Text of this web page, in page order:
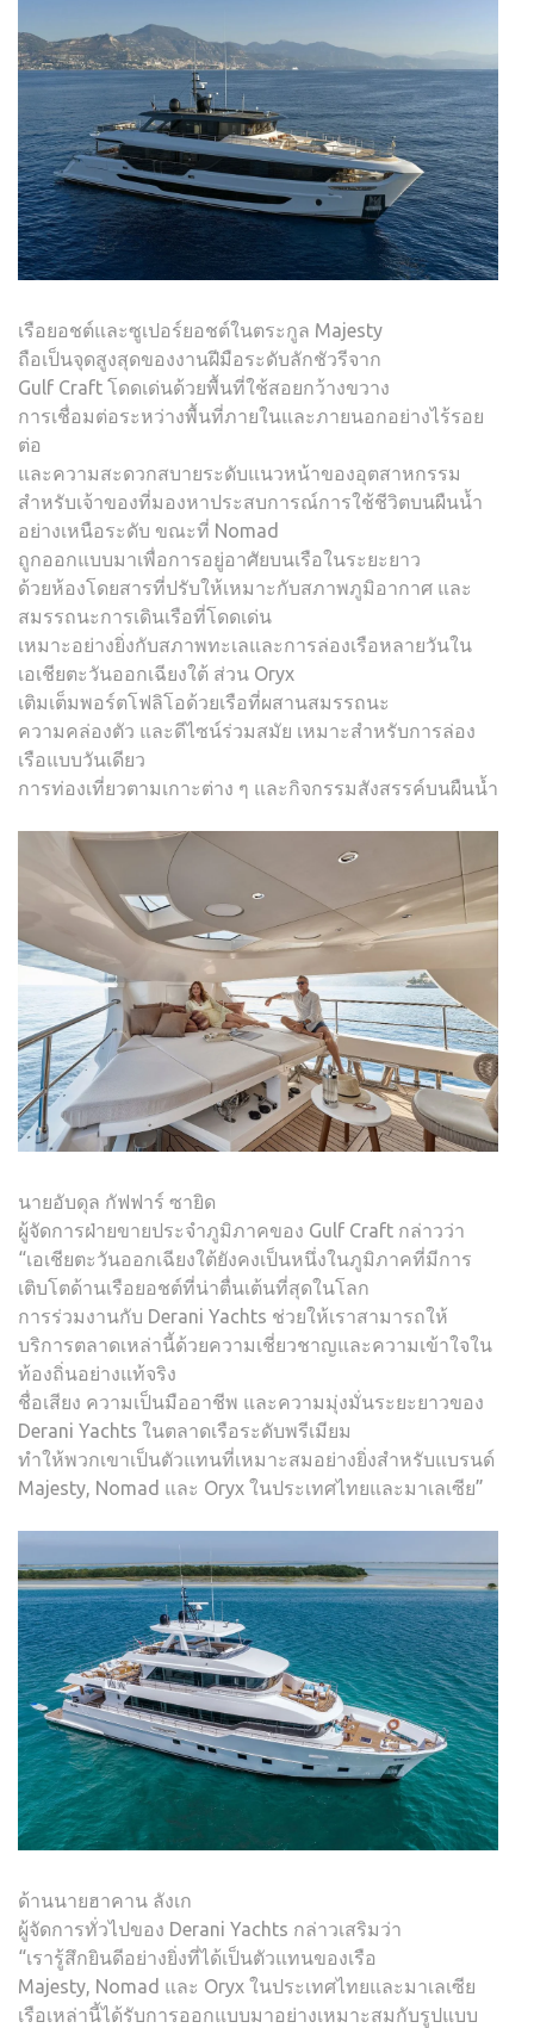
เรือยอชต์และซูเปอร์ยอชต์ในตระกูล Majesty
ถือเป็นจุดสูงสุดของงานฝีมือระดับลักชัวรีจาก
Gulf Craft โดดเด่นด้วยพื้นที่ใช้สอยกว้างขวาง
การเชื่อมต่อระหว่างพื้นที่ภายในและภายนอกอย่างไร้รอย
ต่อ
และความสะดวกสบายระดับแนวหน้าของอุตสาหกรรม
สำหรับเจ้าของที่มองหาประสบการณ์การใช้ชีวิตบนผืนน้ำ
อย่างเหนือระดับ ขณะที่ Nomad
ถูกออกแบบมาเพื่อการอยู่อาศัยบนเรือในระยะยาว
ด้วยห้องโดยสารที่ปรับให้เหมาะกับสภาพภูมิอากาศ และ
สมรรถนะการเดินเรือที่โดดเด่น
เหมาะอย่างยิ่งกับสภาพทะเลและการล่องเรือหลายวันใน
เอเชียตะวันออกเฉียงใต้ ส่วน Oryx
เติมเต็มพอร์ตโฟลิโอด้วยเรือที่ผสานสมรรถนะ
ความคล่องตัว และดีไซน์ร่วมสมัย เหมาะสำหรับการล่อง
เรือแบบวันเดียว
การท่องเที่ยวตามเกาะต่าง ๆ และกิจกรรมสังสรรค์บนผืนน้ำ
นายอับดุล กัฟฟาร์ ซายิด
ผู้จัดการฝ่ายขายประจำภูมิภาคของ Gulf Craft กล่าวว่า
“เอเชียตะวันออกเฉียงใต้ยังคงเป็นหนึ่งในภูมิภาคที่มีการ
เติบโตด้านเรือยอชต์ที่น่าตื่นเต้นที่สุดในโลก
การร่วมงานกับ Derani Yachts ช่วยให้เราสามารถให้
บริการตลาดเหล่านี้ด้วยความเชี่ยวชาญและความเข้าใจใน
ท้องถิ่นอย่างแท้จริง
ชื่อเสียง ความเป็นมืออาชีพ และความมุ่งมั่นระยะยาวของ
Derani Yachts ในตลาดเรือระดับพรีเมียม
ทำให้พวกเขาเป็นตัวแทนที่เหมาะสมอย่างยิ่งสำหรับแบรนด์
Majesty, Nomad และ Oryx ในประเทศไทยและมาเลเซีย”
ด้านนายฮาคาน ลังเก
ผู้จัดการทั่วไปของ Derani Yachts กล่าวเสริมว่า
“เรารู้สึกยินดีอย่างยิ่งที่ได้เป็นตัวแทนของเรือ
Majesty, Nomad และ Oryx ในประเทศไทยและมาเลเซีย
เรือเหล่านี้ได้รับการออกแบบมาอย่างเหมาะสมกับรูปแบบ